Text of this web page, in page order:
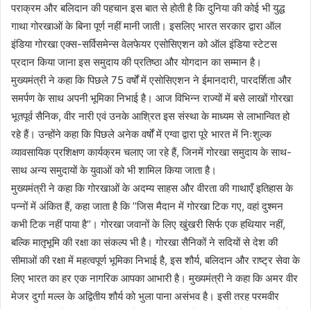
पराक्रम और बलिदान की पहचान इस बात से होती है कि दुनिया की कोई भी युद्ध
गाथा गोरखाओं के बिना पूर्ण नहीं मानी जाती। इसलिए भारत सरकार द्वारा ऑल
इंडिया गोरखा एक्स-सर्विसमेन्स वेलफेयर एसोसिएशन को ऑल इंडिया स्टेटस
प्रदान किया जाना इस समुदाय की प्रतिष्ठा और योगदान का सम्मान है।
मुख्यमंत्री ने कहा कि पिछले 75 वर्षों में एसोसिएशन ने ईमानदारी, पारदर्शिता और
समर्पण के साथ अपनी भूमिका निभाई है। आज विभिन्न राज्यों में बसे लाखों गोरखा
भूतपूर्व सैनिक, वीर नारी एवं उनके आश्रित इस संस्था के माध्यम से लाभान्वित हो
रहे हैं। उन्होंने कहा कि पिछले अनेक वर्षों में एग्वा द्वारा पूरे भारत में निःशुल्क
व्यावसायिक प्रशिक्षण कार्यक्रम चलाए जा रहे हैं, जिनमें गोरखा समुदाय के साथ-
साथ अन्य समुदायों के युवाओं को भी शामिल किया जाता है।
मुख्यमंत्री ने कहा कि गोरखाओं के अदम्य साहस और वीरता की गाथाएँ इतिहास के
पन्नों में अंकित हैं, कहा जाता है कि ’’जिस मैदान में गोरखा टिक गए, वहां दुश्मन
कभी टिक नहीं पाया है’’। गोरखा जवानों के लिए खुंखरी सिर्फ एक हथियार नहीं,
बल्कि मातृभूमि की रक्षा का संकल्प भी है। गोरखा सैनिकों ने सदियों से देश की
सीमाओं की रक्षा में महत्वपूर्ण भूमिका निभाई है, इस शौर्य, बलिदान और राष्ट्र सेवा के
लिए भारत का हर एक नागरिक आपका आभारी है। मुख्यमंत्री ने कहा कि अमर वीर
मेजर दुर्गा मल्ल के अद्वितीय शौर्य को भुला पाना असंभव है। इसी तरह परमवीर